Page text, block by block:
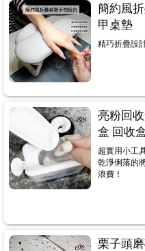
簡約風
甲桌墊
精巧折疊設
亮粉回
盒 回收
超實用小工
乾淨俐落的
浪費！
栗子頭